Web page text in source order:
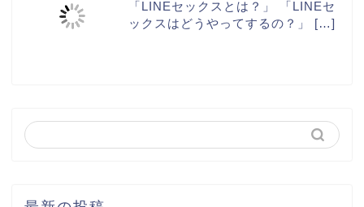
「LINEセックスとは？」 「LINEセ
ックスはどうやってするの？」 […]